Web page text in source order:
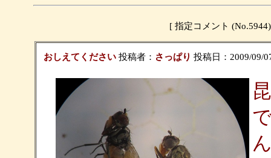
[ 指定コメント
おしえてください投稿者： さっぱり 投稿日：2009/09/